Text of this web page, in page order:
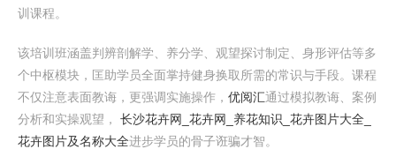
训课程。
该培训班涵盖判辨剖解学、养分学、观望探讨制定、身形评估等多
个中枢模块，匡助学员全面掌持健身换取所需的常识与手段。课程
不仅注意表面教诲，更强调实施操作， 优阅汇通过模拟教诲、案例
分析和实操观望， 长沙花卉网_花卉网_养花知识_花卉图片大全_
花卉图片及名称大全进步学员的骨子诳骗才智。